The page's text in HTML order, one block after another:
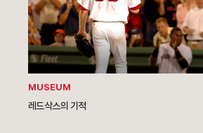
MUSEUM
레드삭스의 기적